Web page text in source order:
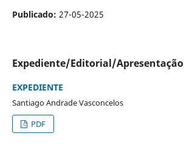
Publicado: 27-05-2025
Expediente/Editorial/Apresentação
EXPEDIENTE
Santiago Andrade Vasconcelos
PDF